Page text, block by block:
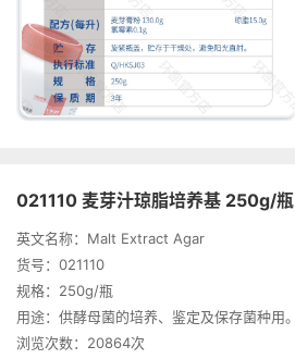
021110 麦芽汁琼脂培养基 250g/瓶
英文名称：Malt Extract Agar
货号：021110
规格：250g/瓶
用途：供酵母菌的培养、鉴定及保存菌种用。
浏览次数：20864次